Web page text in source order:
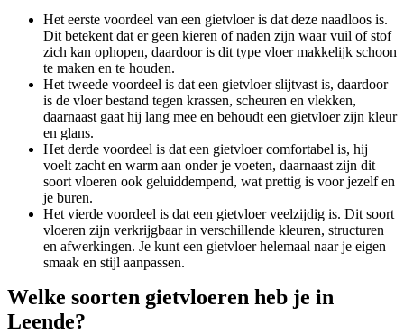
Het eerste voordeel van een gietvloer is dat deze naadloos is.
Dit betekent dat er geen kieren of naden zijn waar vuil of stof
zich kan ophopen, daardoor is dit type vloer makkelijk schoon
te maken en te houden.
Het tweede voordeel is dat een gietvloer slijtvast is, daardoor
is de vloer bestand tegen krassen, scheuren en vlekken,
daarnaast gaat hij lang mee en behoudt een gietvloer zijn kleur
en glans.
Het derde voordeel is dat een gietvloer comfortabel is, hij
voelt zacht en warm aan onder je voeten, daarnaast zijn dit
soort vloeren ook geluiddempend, wat prettig is voor jezelf en
je buren.
Het vierde voordeel is dat een gietvloer veelzijdig is. Dit soort
vloeren zijn verkrijgbaar in verschillende kleuren, structuren
en afwerkingen. Je kunt een gietvloer helemaal naar je eigen
smaak en stijl aanpassen.
Welke soorten gietvloeren heb je in
Leende?